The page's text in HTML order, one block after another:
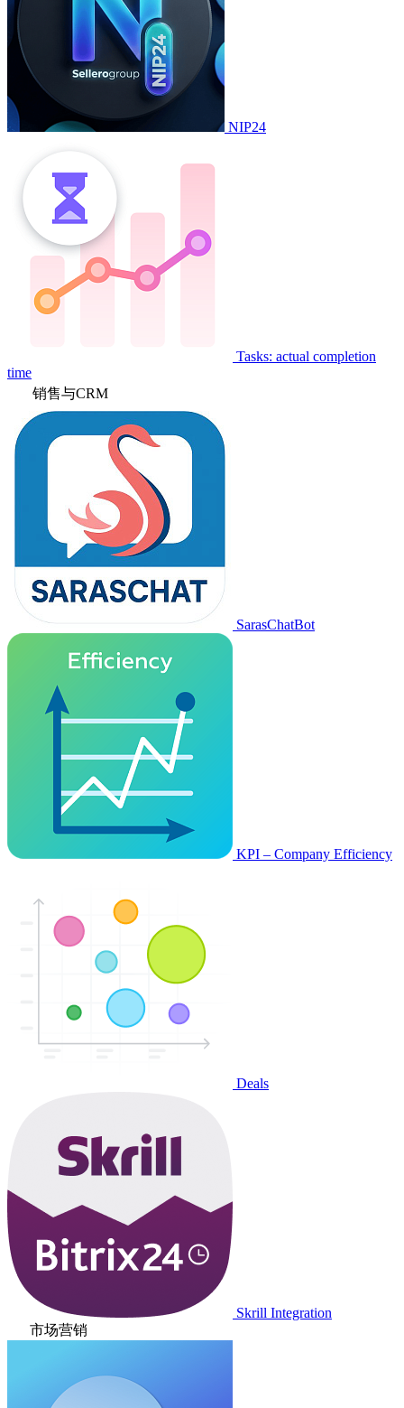
NIP24
Tasks: actual completion
time
销售与CRM
SarasChatBot
KPI – Company Efficiency
Deals
Skrill Integration
市场营销